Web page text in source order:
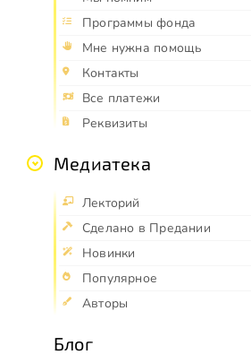
Программы фонда
Мне нужна помощь
Контакты
Все платежи
Реквизиты
Медиатека
Лекторий
Сделано в Предании
Новинки
Популярное
Авторы
Блог